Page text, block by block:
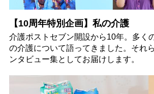
【10周年特別企画】私の介護
介護ポストセブン開設から10年。多く
の介護について語ってきました。それ
ンタビュー集としてお届けします。